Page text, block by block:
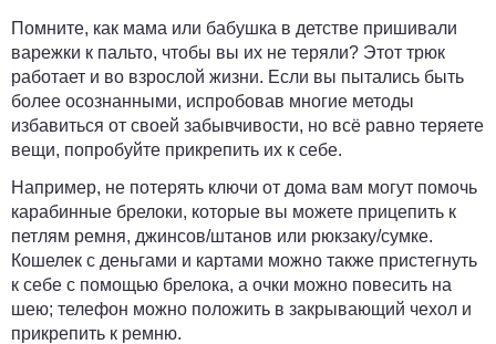
Помните, как мама или бабушка в детстве пришивали
варежки к пальто, чтобы вы их не теряли? Этот трюк
работает и во взрослой жизни. Если вы пытались быть
более осознанными, испробовав многие методы
избавиться от своей забывчивости, но всё равно теряете
вещи, попробуйте прикрепить их к себе.
Например, не потерять ключи от дома вам могут помочь
карабинные брелоки, которые вы можете прицепить к
петлям ремня, джинсов/штанов или рюкзаку/сумке.
Кошелек с деньгами и картами можно также пристегнуть
к себе с помощью брелока, а очки можно повесить на
шею; телефон можно положить в закрывающий чехол и
прикрепить к ремню.